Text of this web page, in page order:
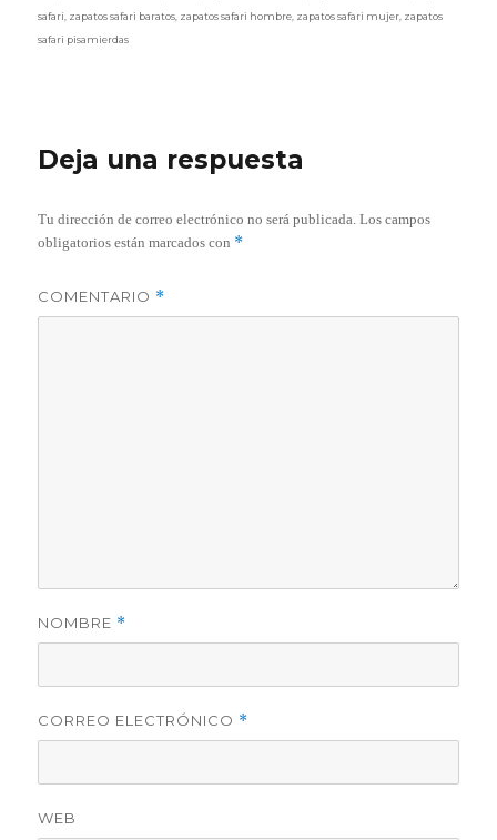
safari zapatos safari baratos zapatos safari hombre zapatos safari mujer zapatos
safari pisamierdas
Deja una respuesta
Tu dirección de correo electrónico no será publicada. Los campos
obligatorios están marcados con *
COMENTARIO *
NOMBRE *
CORREO ELECTRÓNICO *
WEB